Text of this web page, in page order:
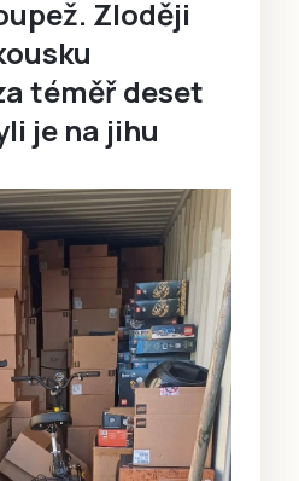
Zloději
téměř deset
je na jihu